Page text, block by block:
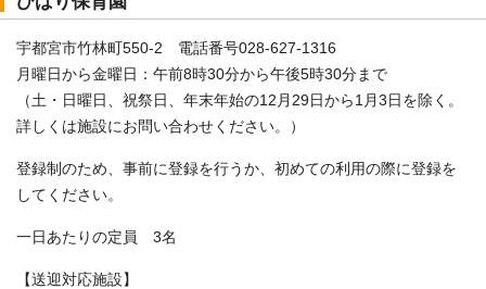
宇都宮市竹林町550-2 電話番号028-627-1316
月曜日から金曜日：午前8時30分から午後5時30分まで
（土・日曜日、祝祭日、年末年始の12月29日から1月3日を除く。
詳しくは施設にお問い合わせください。）
登録制のため、事前に登録を行うか、初めての利用の際に登録を
してください。
一日あたりの定員 3名
【送迎対応施設】